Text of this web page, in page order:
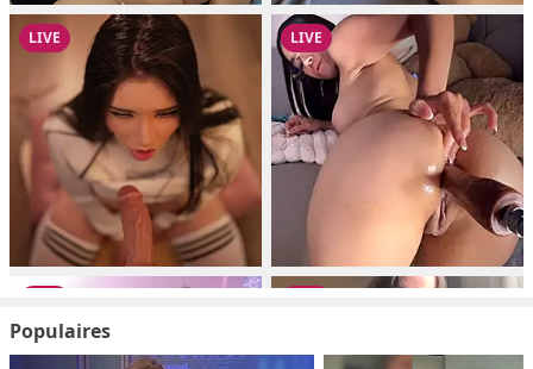
Populaires